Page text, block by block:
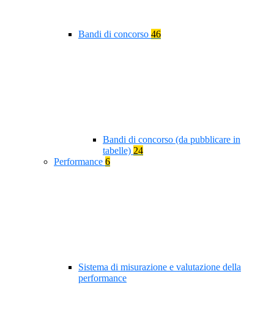
Bandi di concorso 46
Bandi di concorso (da pubblicare in
tabelle) 24
Performance 6
Sistema di misurazione e valutazione della
performance